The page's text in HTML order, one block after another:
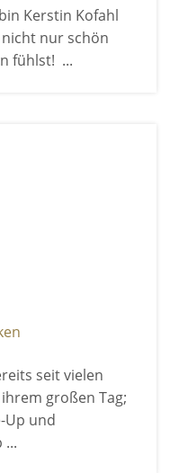
Kerstin Kofahl
nur schön
fühlst! ...
seit vielen
großen Tag;
Up und
...